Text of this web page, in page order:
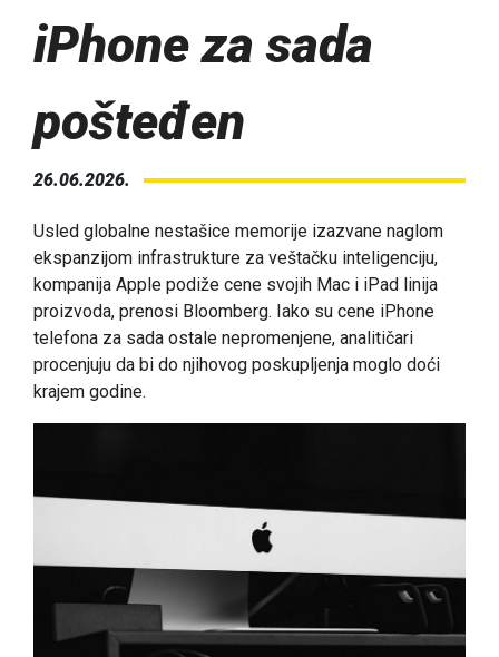
iPhone za sada
pošteđen
26.06.2026.
Usled globalne nestašice memorije izazvane naglom
ekspanzijom infrastrukture za veštačku inteligenciju,
kompanija Apple podiže cene svojih Mac i iPad linija
proizvoda, prenosi Bloomberg. Iako su cene iPhone
telefona za sada ostale nepromenjene, analitičari
procenjuju da bi do njihovog poskupljenja moglo doći
krajem godine.